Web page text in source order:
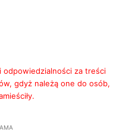
odpowiedzialności za treści
gdyż należą one do osób,